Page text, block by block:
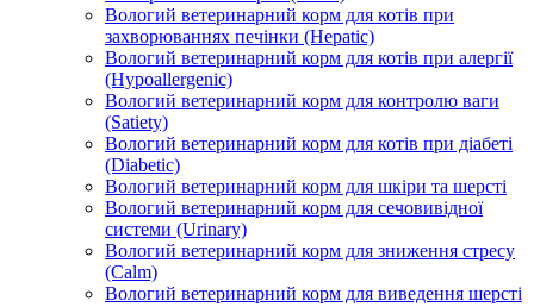
Вологий ветеринарний корм для котів при
захворюваннях печінки (Hepatic)
Вологий ветеринарний корм для котів при алергії
(Hypoallergenic)
Вологий ветеринарний корм для контролю ваги
(Satiety)
Вологий ветеринарний корм для котів при діабеті
(Diabetic)
Вологий ветеринарний корм для шкіри та шерсті
Вологий ветеринарний корм для сечовивідної
системи (Urinary)
Вологий ветеринарний корм для зниження стресу
(Calm)
Вологий ветеринарний корм для виведення шерсті